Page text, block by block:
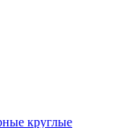
круглые